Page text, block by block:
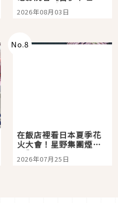
嗎？日本重金屬樂團
「打首」會長與nagano
2026年08月03日
No.8
在飯店裡看日本夏季花
火大會！星野集團煙火
景觀飯店6選，讓你不用
人擠人悠閒欣賞
2026年07月25日